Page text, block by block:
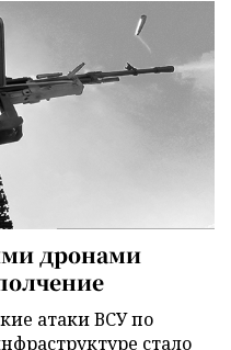
дронами
атаки ВСУ по
стало